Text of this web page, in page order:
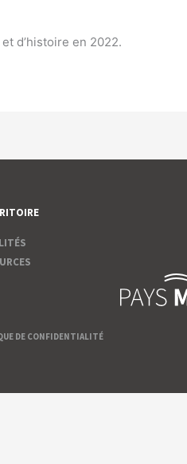
d’histoire en 2022.
DE CONFIDENTIALITÉ